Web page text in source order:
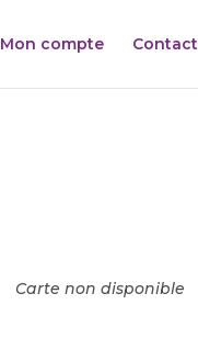
Mon compte Contact
Carte non disponible